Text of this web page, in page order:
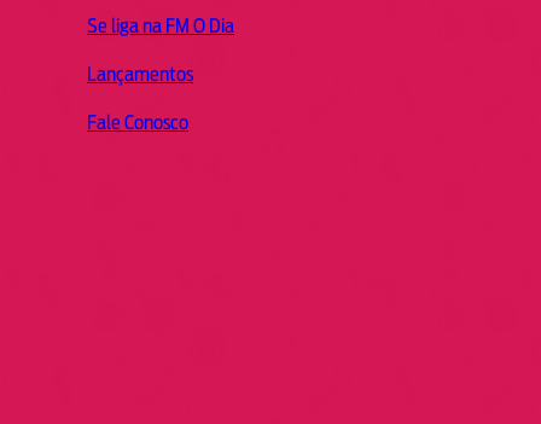
Se liga na FM O Dia
Lançamentos
Fale Conosco